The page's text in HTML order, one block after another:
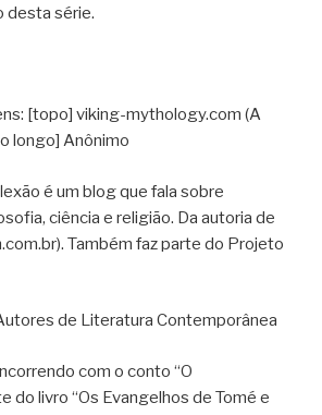
desta série.
[topo] viking-mythology.com (A
longo] Anônimo
é um blog que fala sobre
ciência e religião. Da autoria de
Também faz parte do Projeto
de Literatura Contemporânea
com o conto “O
do livro “Os Evangelhos de Tomé e